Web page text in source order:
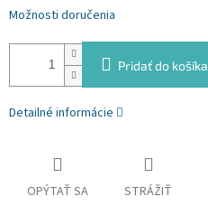
Možnosti doručenia
Pridať do košíka
Detailné informácie
OPÝTAŤ SA STRÁŽIŤ